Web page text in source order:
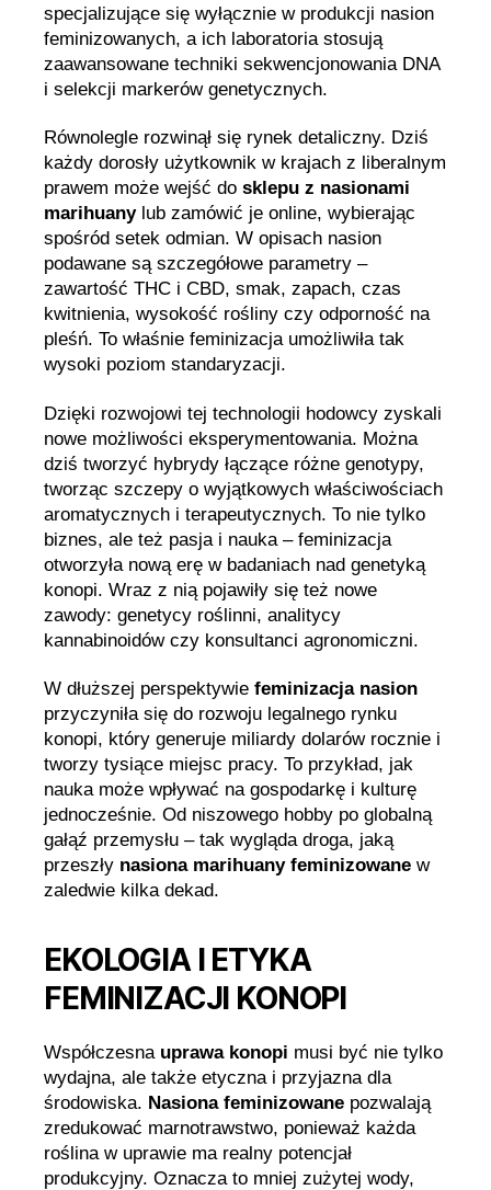
specjalizujące się wyłącznie w produkcji nasion
feminizowanych, a ich laboratoria stosują
zaawansowane techniki sekwencjonowania DNA
i selekcji markerów genetycznych.
Równolegle rozwinął się rynek detaliczny. Dziś
każdy dorosły użytkownik w krajach z liberalnym
prawem może wejść do sklepu z nasionami
marihuanylub zamówić je online, wybierając
spośród setek odmian. W opisach nasion
podawane są szczegółowe parametry –
zawartość THC i CBD, smak, zapach, czas
kwitnienia, wysokość rośliny czy odporność na
pleśń. To właśnie feminizacja umożliwiła tak
wysoki poziom standaryzacji.
Dzięki rozwojowi tej technologii hodowcy zyskali
nowe możliwości eksperymentowania. Można
dziś tworzyć hybrydy łączące różne genotypy,
tworząc szczepy o wyjątkowych właściwościach
aromatycznych i terapeutycznych. To nie tylko
biznes, ale też pasja i nauka – feminizacja
otworzyła nową erę w badaniach nad genetyką
konopi. Wraz z nią pojawiły się też nowe
zawody: genetycy roślinni, analitycy
kannabinoidów czy konsultanci agronomiczni.
W dłuższej perspektywie feminizacja nasion
przyczyniła się do rozwoju legalnego rynku
konopi, który generuje miliardy dolarów rocznie i
tworzy tysiące miejsc pracy. To przykład, jak
nauka może wpływać na gospodarkę i kulturę
jednocześnie. Od niszowego hobby po globalną
gałąź przemysłu – tak wygląda droga, jaką
przeszły nasiona marihuany feminizowane w
zaledwie kilka dekad.
EKOLOGIA I ETYKA
FEMINIZACJI KONOPI
Współczesna uprawa konopi musi być nie tylko
wydajna, ale także etyczna i przyjazna dla
środowiska. Nasiona feminizowane pozwalają
zredukować marnotrawstwo, ponieważ każda
roślina w uprawie ma realny potencjał
produkcyjny. Oznacza to mniej zużytej wody,